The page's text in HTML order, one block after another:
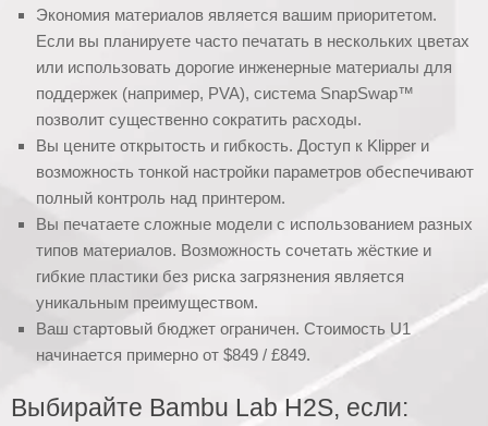
Экономия материалов является вашим приоритетом.
Если вы планируете часто печатать в нескольких цветах
или использовать дорогие инженерные материалы для
поддержек (например, PVA), система SnapSwap™
позволит существенно сократить расходы.
Вы цените открытость и гибкость. Доступ к Klipper и
возможность тонкой настройки параметров обеспечивают
полный контроль над принтером.
Вы печатаете сложные модели с использованием разных
типов материалов. Возможность сочетать жёсткие и
гибкие пластики без риска загрязнения является
уникальным преимуществом.
Ваш стартовый бюджет ограничен. Стоимость U1
начинается примерно от $849 / £849.
Выбирайте Bambu Lab H2S, если: